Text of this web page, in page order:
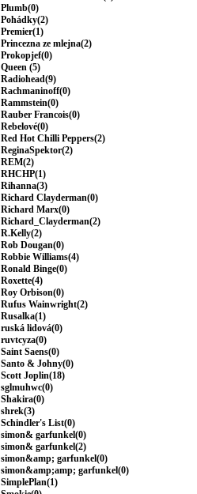
Plumb(0)
Pohádky(2)
Premier(1)
Princezna ze mlejna(2)
Prokopjef(0)
Queen (5)
Radiohead(9)
Rachmaninoff(0)
Rammstein(0)
Rauber Francois(0)
Rebelové(0)
Red Hot Chilli Peppers(2)
ReginaSpektor(2)
REM(2)
RHCHP(1)
Rihanna(3)
Richard Clayderman(0)
Richard Marx(0)
Richard_Clayderman(2)
R.Kelly(2)
Rob Dougan(0)
Robbie Williams(4)
Ronald Binge(0)
Roxette(4)
Roy Orbison(0)
Rufus Wainwright(2)
Rusalka(1)
ruská lidová(0)
ruvtcyza(0)
Saint Saens(0)
Santo & Johny(0)
Scott Joplin(18)
sglmuhwc(0)
Shakira(0)
shrek(3)
Schindler's List(0)
simon& garfunkel(0)
simon& garfunkel(2)
simon&amp; garfunkel(0)
simon&amp;amp; garfunkel(0)
SimplePlan(1)